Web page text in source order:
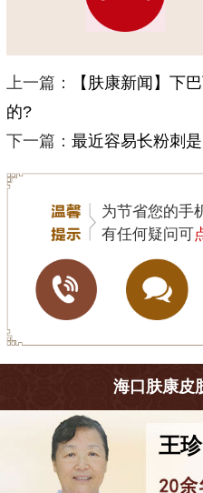
上一篇：
【肤康新闻】下
的?
下一篇： 最近容易长粉刺
为节省您的手
有任何疑问可
海口肤康皮
王珍